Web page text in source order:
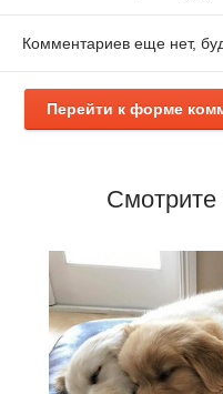
Комментариев еще нет,
Перейти к форме
Смотрите